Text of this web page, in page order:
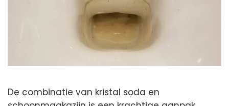
De combinatie van kristal soda en